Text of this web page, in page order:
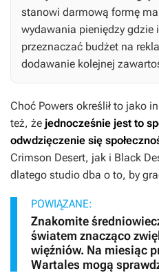
stanowi darmową formę
wydawania pieniędzy gdzie
przeznaczać budżet na
dodawanie kolejnej
Choć Powers określił to jako
też, że jednocześnie jest to
odwdzięczenie się
Crimson Desert, jak i Black
dlatego studio dba o to, by
POWIĄZANE:
Znakomite
światem znacząco
więźniów. Na miesiąc
Wartales mogą